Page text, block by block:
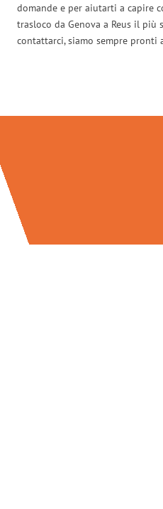
domande e per aiutarti a capire
trasloco da Genova a Reus il più
contattarci, siamo sempre pronti